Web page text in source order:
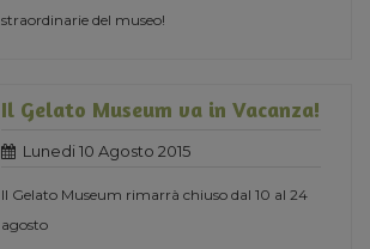
straordinarie del museo!
Il Gelato Museum va in Vacanza!
Lunedi 10 Agosto 2015
Il Gelato Museum rimarrà chiuso dal 10 al 24
agosto